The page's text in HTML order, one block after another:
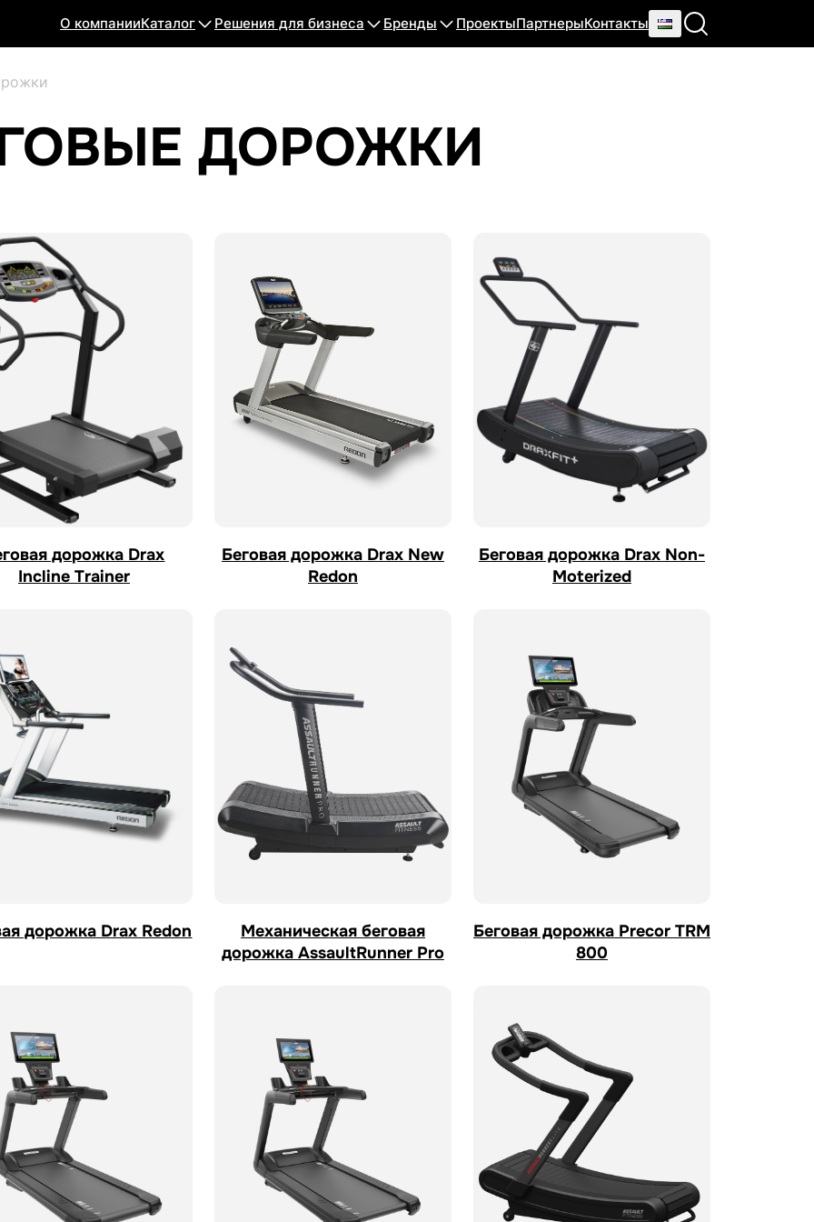
О компанииКаталог Решения для бизнеса Бренды ПроектыПартнерыКонтакты
ДОРОЖКИ
дорожка Drax
Incline Trainer
Беговая дорожка Drax New
Redon
Беговая дорожка Drax Non-
Moterized
дорожка Drax Redon
Механическая беговая
дорожка AssaultRunner Pro
Беговая дорожка Precor TRM
800